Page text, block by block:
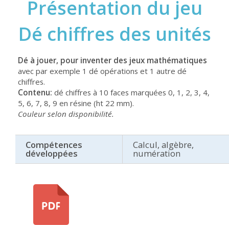
Présentation du jeu
Dé chiffres des unités
Dé à jouer, pour inventer des jeux mathématiques
avec par exemple 1 dé opérations et 1 autre dé
chiffres.
Contenu: dé chiffres à 10 faces marquées 0, 1, 2, 3, 4,
5, 6, 7, 8, 9 en résine (ht 22 mm).
Couleur selon disponibilité.
Compétences
développées
Calcul, algèbre,
numération